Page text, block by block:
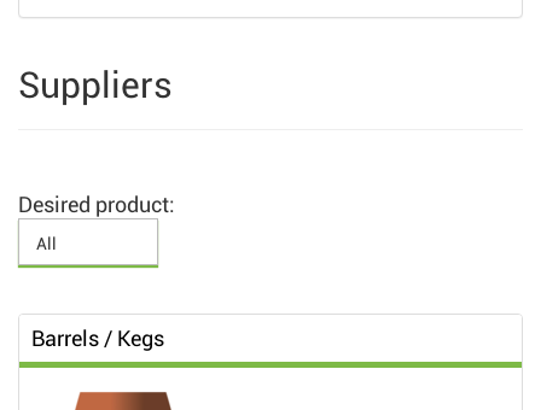
Suppliers
Desired product:
Barrels / Kegs